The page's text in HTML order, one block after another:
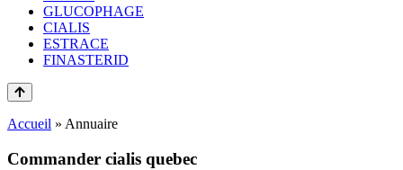
GLUCOPHAGE
CIALIS
ESTRACE
FINASTERID
Accueil » Annuaire
Commander cialis quebec